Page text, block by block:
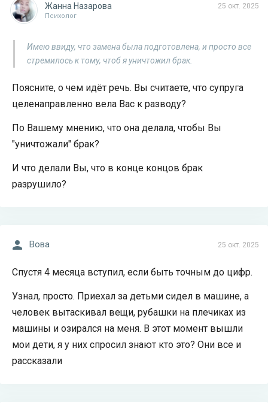
25 окт. 2025
Жанна Назарова
Психолог
Имею ввиду, что замена была подготовлена, и просто все
стремилось к тому, чтоб я уничтожил брак.
Поясните, о чем идёт речь. Вы считаете, что супруга
целенаправленно вела Вас к разводу?
По Вашему мнению, что она делала, чтобы Вы
"уничтожали" брак?
И что делали Вы, что в конце концов брак
разрушило?
25 окт. 2025
Вова
Спустя 4 месяца вступил, если быть точным до цифр.
Узнал, просто. Приехал за детьми сидел в машине, а
человек вытаскивал вещи, рубашки на плечиках из
машины и озирался на меня. В этот момент вышли
мои дети, я у них спросил знают кто это? Они все и
рассказали